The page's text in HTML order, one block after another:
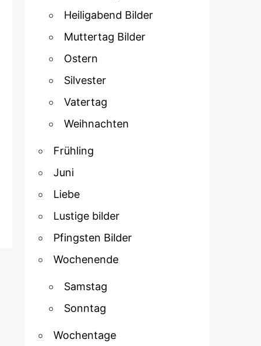
Heiligabend Bilder
Muttertag Bilder
Ostern
Silvester
Vatertag
Weihnachten
Frühling
Juni
Liebe
Lustige bilder
Pfingsten Bilder
Wochenende
Samstag
Sonntag
Wochentage